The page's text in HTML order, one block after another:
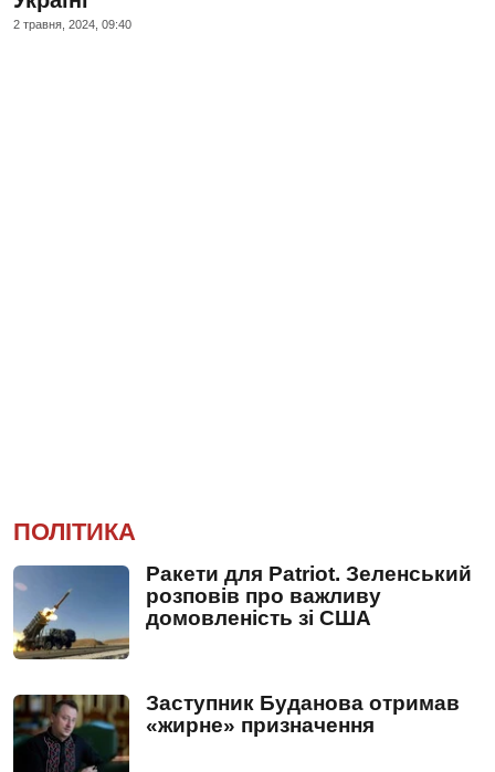
2 травня, 2024, 09:40
ПОЛІТИКА
Ракети для Patriot. Зеленський
розповів про важливу
домовленість зі США
Заступник Буданова отримав
«жирне» призначення